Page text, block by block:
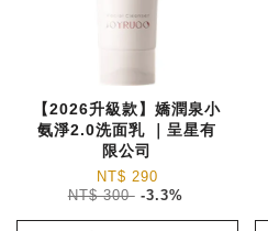
【2026升級款】嬌潤泉小
氨淨2.0洗面乳 ｜呈星有
限公司
NT$ 290
NT$ 300 -3.3%